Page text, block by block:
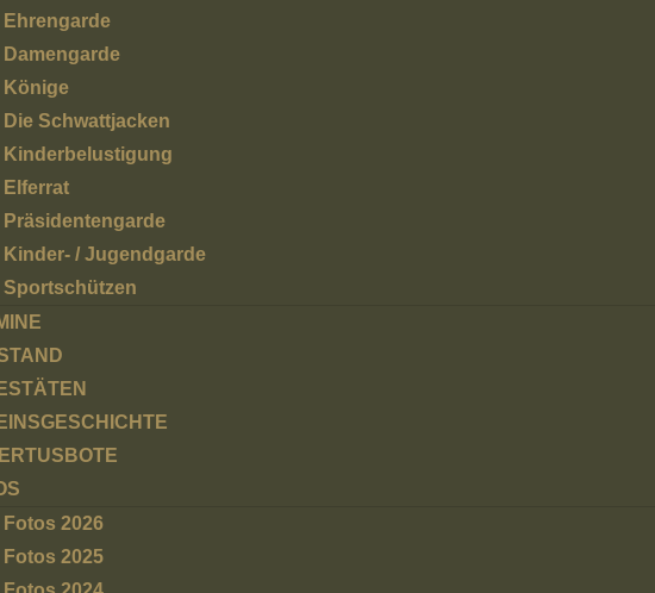
Ehrengarde
Damengarde
Könige
Die Schwattjacken
Kinderbelustigung
Elferrat
Präsidentengarde
Kinder- / Jugendgarde
Sportschützen
Fotos 2026
Fotos 2025